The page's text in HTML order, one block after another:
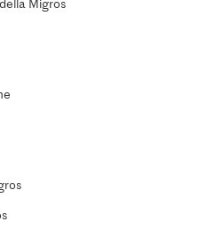
Migros